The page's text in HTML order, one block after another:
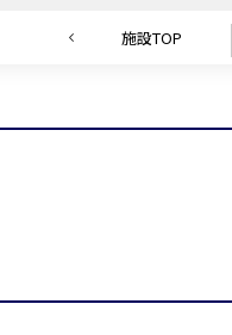
施設TOP